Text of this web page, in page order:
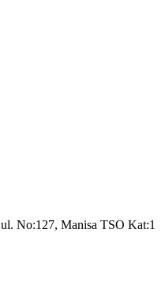
No:127, Manisa TSO Kat:1